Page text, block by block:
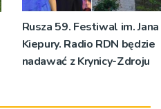
Rusza 59. Festiwal im. Jana
Kiepury. Radio RDN będzie
nadawać z Krynicy-Zdroju